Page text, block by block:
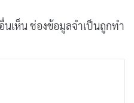
าณวันละ 2-3 ครั้ง น้ำเกลือ
ป็นอย่างดี อีกทั้งยังช่วย
นเห็นช่องข้อมูลจำเป็นถูกทำ